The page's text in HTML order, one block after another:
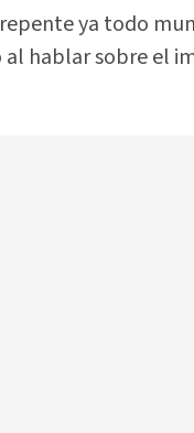
ya todo
al hablar sobre el